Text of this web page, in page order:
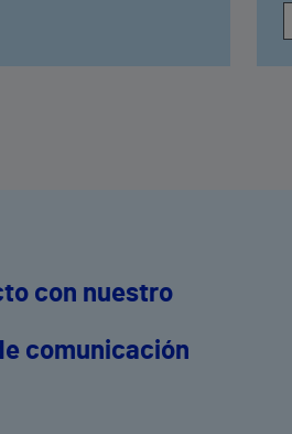
con nuestro
comunicación